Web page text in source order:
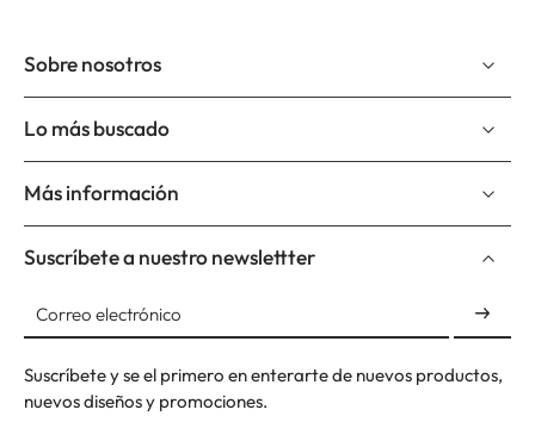
Sobre nosotros
Lo más buscado
Más información
Suscríbete a nuestro newslettter
Correo electrónico
Suscríbete y se el primero en enterarte de nuevos productos,
nuevos diseños y promociones.